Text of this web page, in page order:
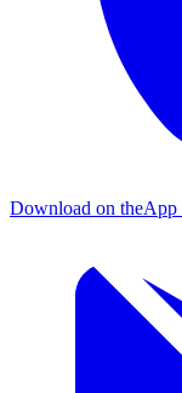
Download on theApp